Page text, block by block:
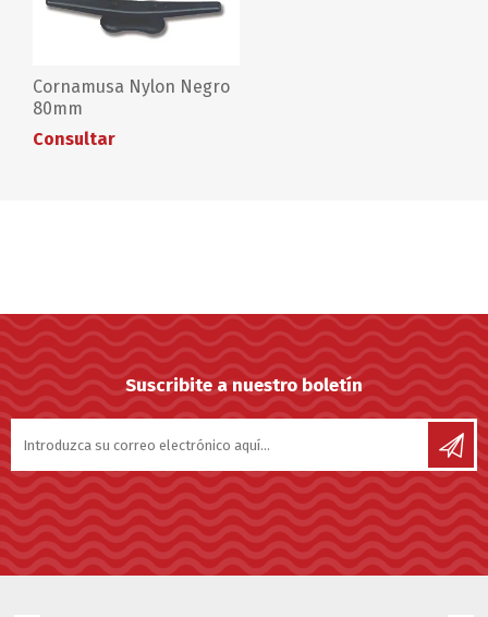
Cornamusa Nylon Negro
80mm
Consultar
Suscribite a nuestro boletín